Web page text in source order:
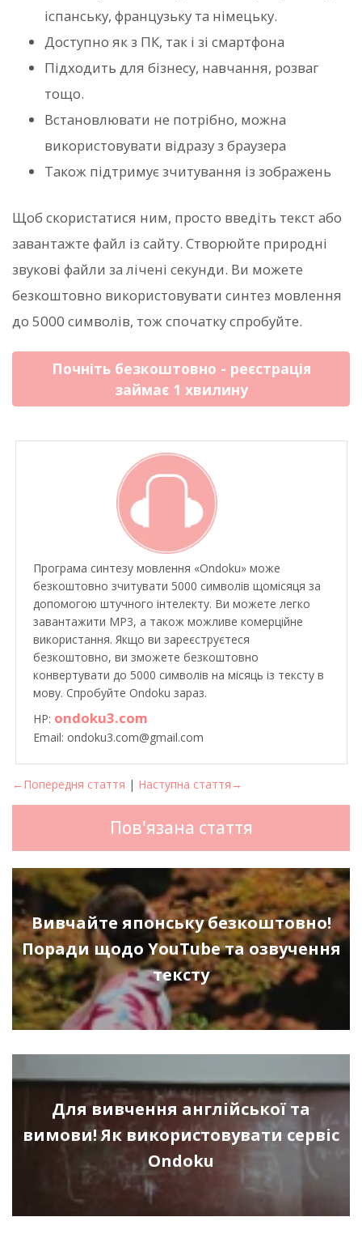
іспанську, французьку та німецьку.
Доступно як з ПК, так і зі смартфона
Підходить для бізнесу, навчання, розваг
тощо.
Встановлювати не потрібно, можна
використовувати відразу з браузера
Також підтримує зчитування із зображень
Щоб скористатися ним, просто введіть текст або
завантажте файл із сайту. Створюйте природні
звукові файли за лічені секунди. Ви можете
безкоштовно використовувати синтез мовлення
до 5000 символів, тож спочатку спробуйте.
Почніть безкоштовно - реєстрація
займає 1 хвилину
Програма синтезу мовлення «Ondoku» може
безкоштовно зчитувати 5000 символів щомісяця за
допомогою штучного інтелекту. Ви можете легко
завантажити MP3, а також можливе комерційне
використання. Якщо ви зареєструєтеся
безкоштовно, ви зможете безкоштовно
конвертувати до 5000 символів на місяць із тексту в
мову. Спробуйте Ondoku зараз.
HP: ondoku3.com
Email: ondoku3.com@gmail.com
←Попередня стаття | Наступна стаття→
Пов'язана стаття
Вивчайте японську безкоштовно!
Поради щодо YouTube та озвучення
тексту
Для вивчення англійської та
вимови! Як використовувати сервіс
Ondoku